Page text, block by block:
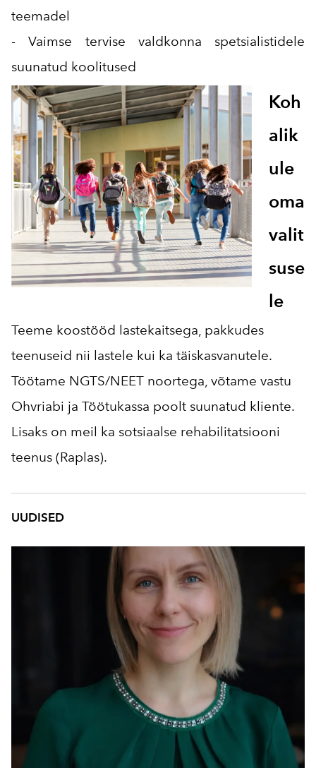
teemadel
- Vaimse tervise valdkonna spetsialistidele
suunatud koolitused
Koh
alik
ule
oma
valit
suse
le
Teeme koostööd lastekaitsega, pakkudes
teenuseid nii lastele kui ka täiskasvanutele.
Töötame NGTS/NEET noortega, võtame vastu
Ohvriabi ja Töötukassa poolt suunatud kliente.
Lisaks on meil ka sotsiaalse rehabilitatsiooni
teenus (Raplas).
UUDISED